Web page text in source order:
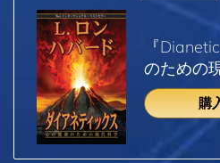
『
のための
購